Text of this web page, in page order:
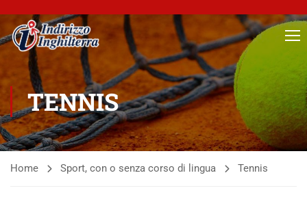
TENNIS
Home Sport, con o senza corso di lingua Tennis